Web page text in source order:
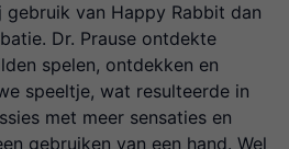
van Happy Rabbit dan
Dr. Prause ontdekte
spelen, ontdekken en
speeltje, wat resulteerde in
met meer sensaties en
gebruiken van een hand. Wel